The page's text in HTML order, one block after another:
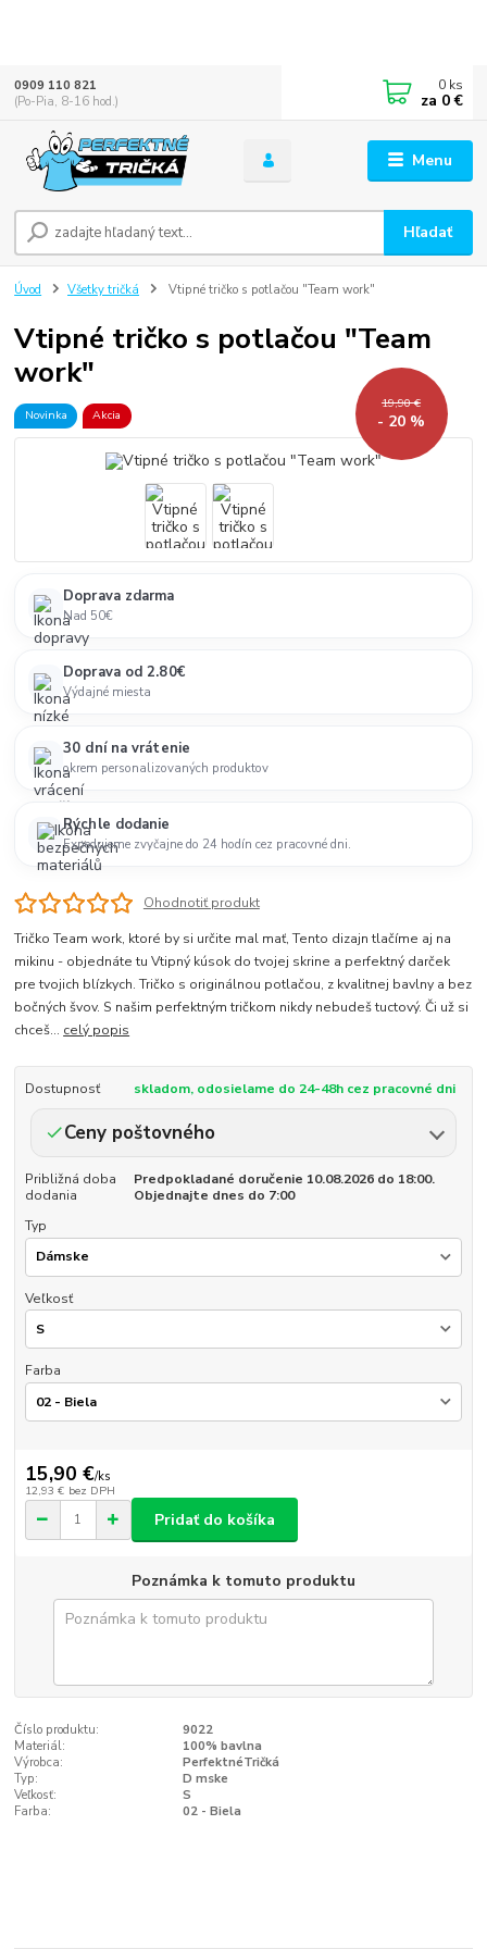
Menu
Hľadať
0909 110 821
(Po-Pia, 8-16 hod.)
0 ks
za 0 €
Úvod Všetky tričká Vtipné tričko s potlačou "Team work"
Vtipné tričko s potlačou "Team
work"
Novinka Akcia
19,90 €
- 20 %
Doprava zdarma
Nad 50€
Doprava od 2.80€
Výdajné miesta
30 dní na vrátenie
okrem personalizovaných produktov
Rýchle dodanie
Expedujeme zvyčajne do 24 hodín cez pracovné dni.
Ohodnotiť produkt
Tričko Team work, ktoré by si určite mal mať, Tento dizajn tlačíme aj na
mikinu - objednáte tu Vtipný kúsok do tvojej skrine a perfektný darček
pre tvojich blízkych. Tričko s originálnou potlačou, z kvalitnej bavlny a bez
bočných švov. S našim perfektným tričkom nikdy nebudeš tuctový. Či už si
chceš... celý popis
Dostupnosť skladom, odosielame do 24-48h cez pracovné dni
Ceny poštovného
Približná doba
dodania
Predpokladané doručenie 10.08.2026 do 18:00.
Objednajte dnes do 7:00
Typ
Veľkosť
Farba
15,90 €/ks
12,93 € bez DPH
Pridať do košíka
Poznámka k tomuto produktu
Číslo produktu:
9022
Materiál:
100% bavlna
Výrobca:
PerfektnéTričká
Typ:
D mske
Veľkosť:
S
Farba:
02 - Biela